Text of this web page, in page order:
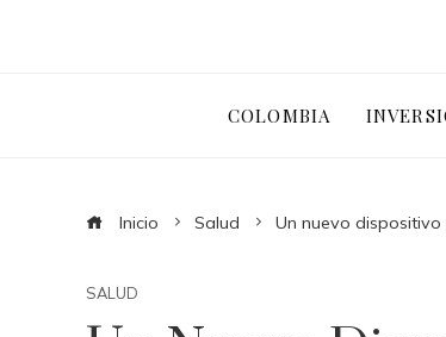
COLOMBIA
Inicio Salud Un nuevo
SALUD